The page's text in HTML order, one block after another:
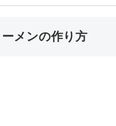
メンの作り方